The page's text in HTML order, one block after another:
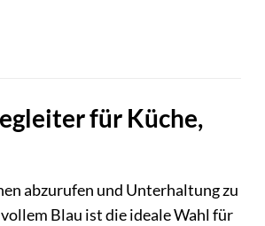
für Küche,
abzurufen und Unterhaltung zu
Blau ist die ideale Wahl für